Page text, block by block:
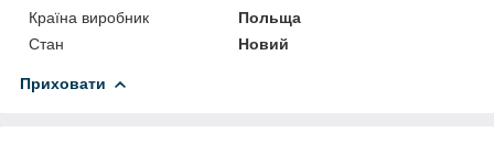
Країна виробник
Польща
Стан
Новий
Приховати